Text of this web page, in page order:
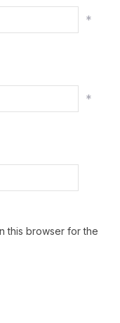
*
*
this browser for the